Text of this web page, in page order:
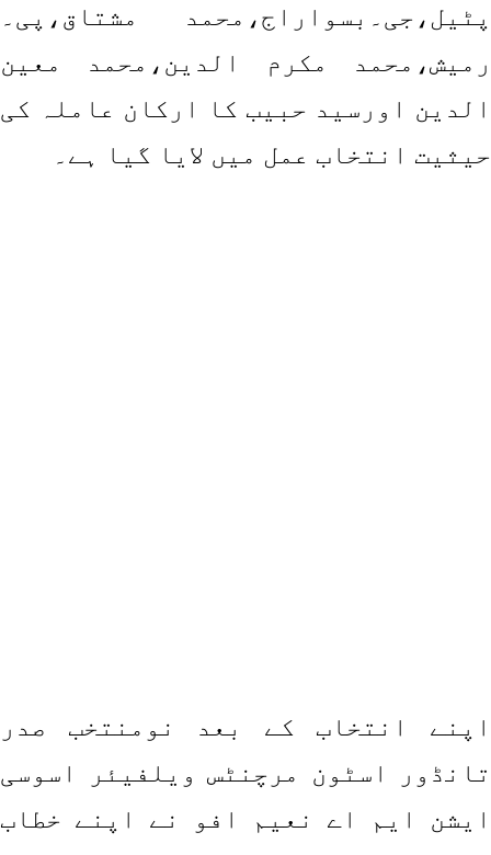
پٹیل،جی۔بسواراج،محمد مشتاق،پی۔
رمیش،محمد مکرم الدین،محمد معین
الدین اورسید حبیب کا ارکان عاملہ کی
حیثیت انتخاب عمل میں لایا گیا ہے۔
اپنے انتخاب کے بعد نومنتخب صدر
تانڈور اسٹون مرچنٹس ویلفیئر اسوسی
ایشن ایم اے نعیم افو نے اپنے خطاب